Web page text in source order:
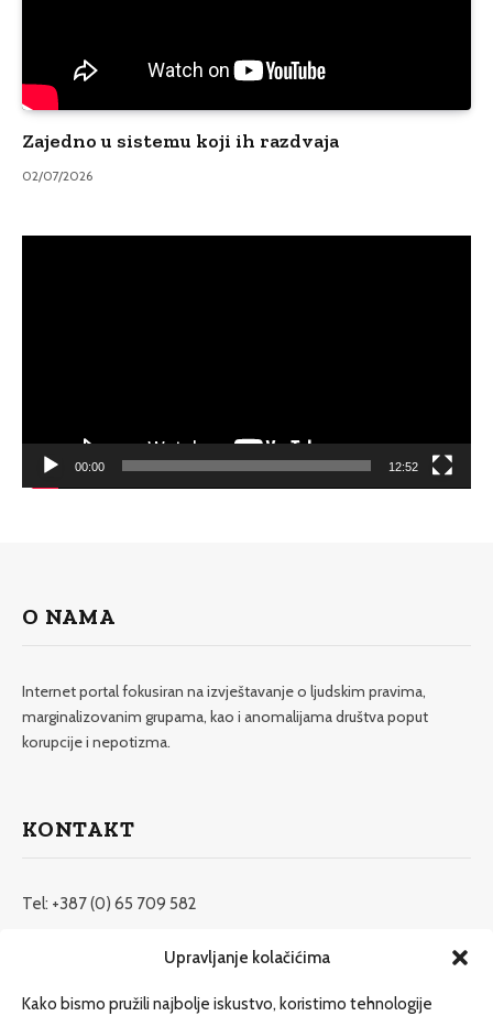
Upravljanje kolačićima
Kako bismo pružili najbolje iskustvo, koristimo tehnologije
Zajedno u sistemu koji ih razdvaja
02/07/2026
00:00 12:52
O NAMA
Internet portal fokusiran na izvještavanje o ljudskim pravima,
marginalizovanim grupama, kao i anomalijama društva poput
korupcije i nepotizma.
KONTAKT
Tel: +387 (0) 65 709 582
redakcija@etrafika.net